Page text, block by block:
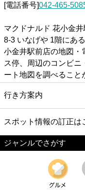
[電話番号]042-465-
マクドナルド 花小金
8-3 いなげや 1階にあ
小金井駅前店の地図・
ス停、周辺のコンビ
ート地図を調べること
行き方案内
スポット情報の訂正は
ジャンルでさがす